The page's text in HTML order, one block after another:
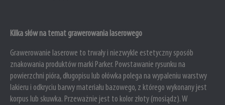
Kilka słów na temat grawerowania laserowego
Grawerowanie laserowe to trwały i niezwykle estetyczny sposób
znakowania produktów marki Parker. Powstawanie rysunku na
powierzchni pióra, długopisu lub ołówka polega na wypaleniu warstwy
lakieru i odkryciu barwy materiału bazowego, z którego wykonany jest
korpus lub skuwka. Przeważnie jest to kolor złoty (mosiądz). W